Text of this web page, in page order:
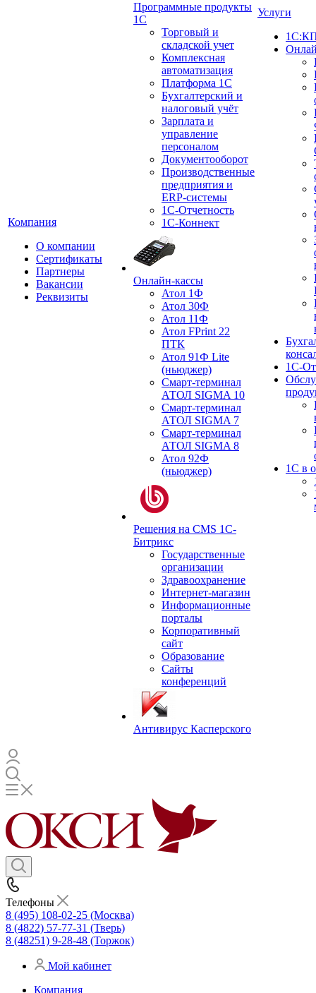
Компания
О компании
Сертификаты
Партнеры
Вакансии
Реквизиты
Программные продукты
1С
Торговый и
складской учет
Комплексная
автоматизация
Платформа 1С
Бухгалтерский и
налоговый учёт
Зарплата и
управление
персоналом
Документооборот
Производственные
предприятия и
ERP-системы
1С-Отчетность
1С-Коннект
Онлайн-кассы
Атол 1Ф
Атол 30Ф
Атол 11Ф
Атол FPrint 22
ПТК
Атол 91Ф Lite
(ньюджер)
Смарт-терминал
АТОЛ SIGMA 10
Смарт-терминал
АТОЛ SIGMA 7
Смарт-терминал
АТОЛ SIGMA 8
Атол 92Ф
(ньюджер)
Решения на CMS 1С-
Битрикс
Государственные
организации
Здравоохранение
Интернет-магазин
Информационные
порталы
Корпоративный
сайт
Образование
Сайты
конференций
Антивирус Касперского
Услуги
1С-
1С в
Телефоны
8 (495) 108-02-25 (Москва)
8 (4822) 57-77-31 (Тверь)
8 (48251) 9-28-48 (Торжок)
Мой кабинет
Компания